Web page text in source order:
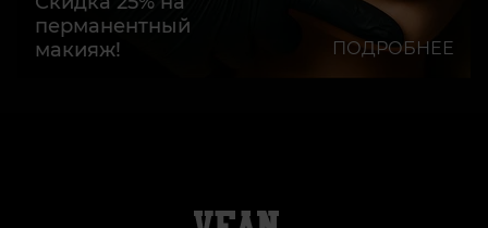
перманентный
макияж!
ПОДРОБНЕЕ